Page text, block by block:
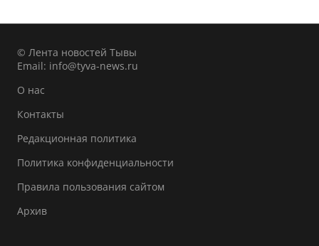
© Лента новостей Тывы
Email: info@tyva-news.ru
О нас
Контакты
Редакционная политика
Политика конфиденциальности
Правила пользования сайтом
Архив